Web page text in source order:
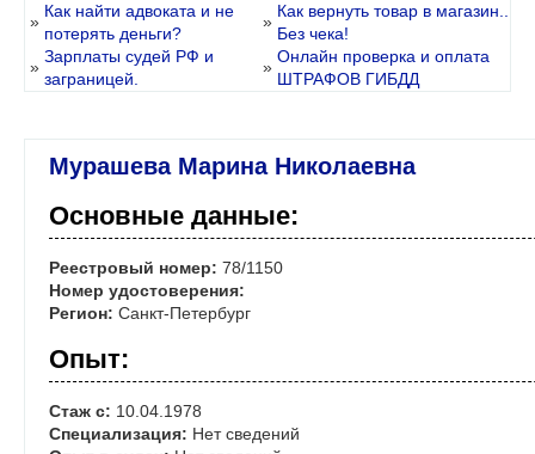
»
Как найти адвоката и не
потерять деньги?
»
Как вернуть товар в магазин..
Без чека!
»
Зарплаты судей РФ и
заграницей.
»
Онлайн проверка и оплата
ШТРАФОВ ГИБДД
Мурашева Марина Николаевна
Основные данные:
Реестровый номер: 78/1150
Номер удостоверения:
Регион: Санкт-Петербург
Опыт:
Стаж с: 10.04.1978
Специализация: Нет сведений